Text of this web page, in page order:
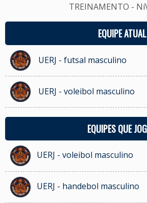
TREINAMENTO -
EQUIPE ATUAL
UERJ - futsal masculino
UERJ - voleibol masculino
EQUIPES QUE
UERJ - voleibol masculino
UERJ - handebol masculino